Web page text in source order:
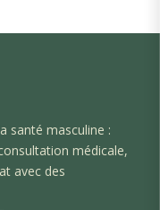
santé masculine :
médicale,
avec des